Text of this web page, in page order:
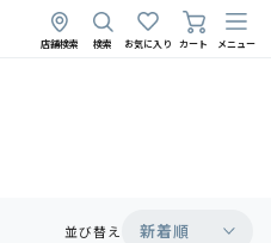
店舗検索 検索 お気に入り カート メニュー
並び替え 新着順